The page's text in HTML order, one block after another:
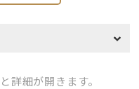
詳細が開きます。